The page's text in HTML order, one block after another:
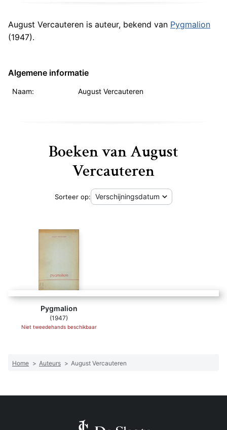
August Vercauteren is auteur, bekend van Pygmalion
(1947).
Algemene informatie
Naam: August Vercauteren
Boeken van August
Vercauteren
Sorteer op:
Pygmalion
(1947)
Niet tweedehands beschikbaar
Home > Auteurs > August Vercauteren